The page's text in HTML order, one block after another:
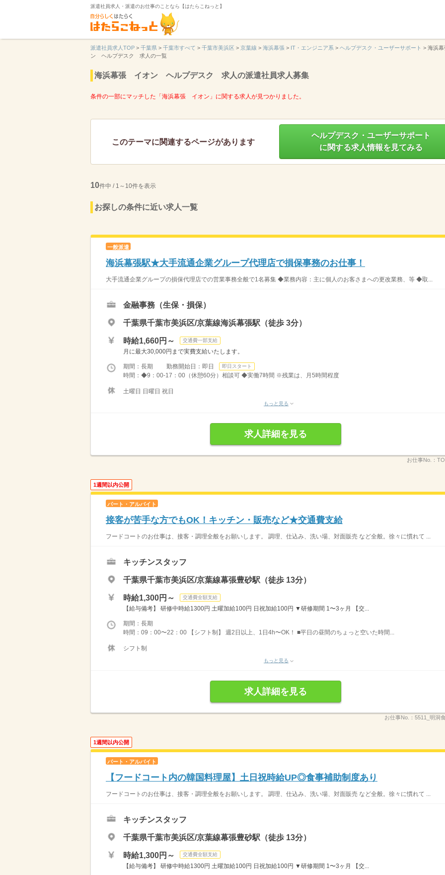
派遣社員求人・派遣のお仕事のことなら【はたらこねっと】
派遣社員求人TOP > 千葉県 > 千葉市すべて > 千葉市美浜区 > 京葉線 > 海浜幕張 > IT・エンジニア系 > ヘルプデスク・ユーザーサポート > 海浜
ン ヘルプデスク 求人の一覧
海浜幕張 イオン ヘルプデスク 求人の派遣社員求人募集
条件の一部にマッチした「海浜幕張 イオン」に関する求人が見つかりました。
このテーマに関連するページがあります
ヘルプデスク・ユーザーサポート
に関する求人情報を見てみる
10件中 / 1～10件を表示
お探しの条件に近い求人一覧
一般派遣
海浜幕張駅★大手流通企業グループ代理店で損保事務のお仕事！
大手流通企業グループの損保代理店での営業事務全般で1名募集 ◆業務内容：主に個人のお客さまへの更改業務、等 ◆取...
金融事務（生保・損保）
千葉県千葉市美浜区/京葉線海浜幕張駅（徒歩 3分）
時給1,660円～ 交通費一部支給
月に最大30,000円まで実費支給いたします。
期間：長期 勤務開始日：即日 即日スタート
時間：◆9：00-17：00（休憩60分）相談可 ◆実働7時間 ※残業は、月5時間程度
土曜日 日曜日 祝日
もっと見る
求人詳細を見る
お仕事No.：
1週間以内公開
パート・アルバイト
接客が苦手な方でもOK！キッチン・販売など★交通費支給
フードコートのお仕事は、接客・調理全般をお願いします。 調理、仕込み、洗い場、対面販売 など全般。徐々に慣れて ...
キッチンスタッフ
千葉県千葉市美浜区/京葉線幕張豊砂駅（徒歩 13分）
時給1,300円～ 交通費全額支給
【給与備考】 研修中時給1300円 土曜加給100円 日祝加給100円 ▼研修期間 1〜3ヶ月 【交...
期間：長期
時間：09：00〜22：00 【シフト制】 週2日以上、1日4h〜OK！ ■平日の昼間のちょっと空いた時間...
シフト制
もっと見る
求人詳細を見る
お仕事No.： 5511_明洞
1週間以内公開
パート・アルバイト
【フードコート内の韓国料理屋】土日祝時給UP◎食事補助制度あり
フードコートのお仕事は、接客・調理全般をお願いします。 調理、仕込み、洗い場、対面販売 など全般。徐々に慣れて ...
キッチンスタッフ
千葉県千葉市美浜区/京葉線幕張豊砂駅（徒歩 13分）
時給1,300円～ 交通費全額支給
【給与備考】 研修中時給1300円 土曜加給100円 日祝加給100円 ▼研修期間 1〜3ヶ月 【交...